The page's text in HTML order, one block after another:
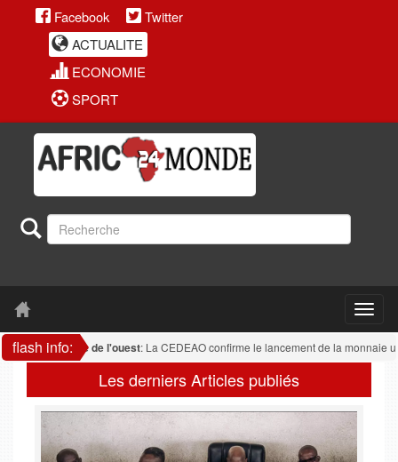
Facebook
Twitter
ACTUALITE
ECONOMIE
SPORT
flash info:
Afrique de l'ouest: La CEDEAO confirme le lancement de la monnaie
Les derniers Articles publiés